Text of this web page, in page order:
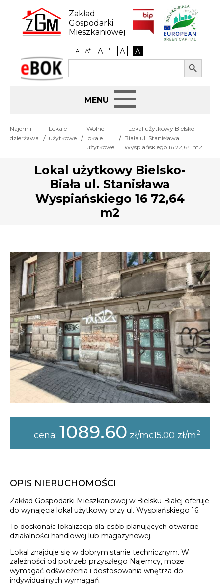
content
Zakład
Gospodarki
Mieszkaniowej
A A+ A++ A A
eBOK
Search
Search Button
BIP
Jak załatwić sprawę
Najem i dzierżawa
Remonty budynków
Zamówienia publiczne
Prawo
Nowości
Najem i
dzierżawa
Lokale
użytkowe
Wolne
lokale
użytkowe
Lokal użytkowy Bielsko-
Biała ul. Stanisława
Wyspiańskiego 16 72,64 m2
Lokal użytkowy Bielsko-
Biała ul. Stanisława
Wyspiańskiego 16 72,64
m2
cena: 1089.60 zł/mc15.00 zł/m2
OPIS NIERUCHOMOŚCI
Zakład Gospodarki Mieszkaniowej w Bielsku-Białej oferuje
do wynajęcia lokal użytkowy przy ul. Wyspiańskiego 16.
To doskonała lokalizacja dla osób planujących otwarcie
działalności handlowej lub magazynowej.
Lokal znajduje się w dobrym stanie technicznym. W
zależności od potrzeb przyszłego Najemcy, może
wymagać odświeżenia i dostosowania wnętrza do
indywidualnych wymagań.